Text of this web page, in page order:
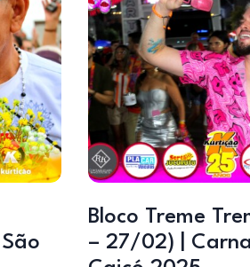
Bloco Treme
– 27/02) |